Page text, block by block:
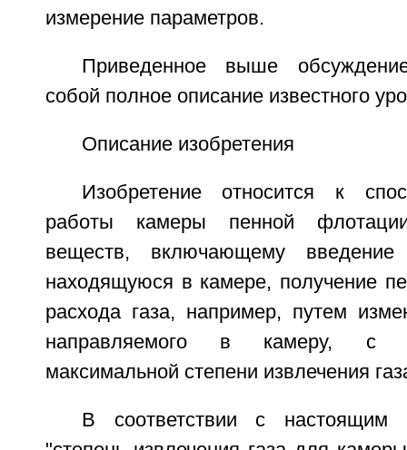
измерение параметров.
Приведенное выше
собой полное описание известного
Описание изобретения
Изобретение относится к
работы камеры пенной
веществ, включающему
находящуюся в камере, получение
расхода газа, например, путем
направляемого в камеру, с
максимальной степени извлечения
В соответствии с настоящим